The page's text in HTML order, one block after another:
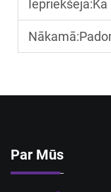
Iepriekšējā:Kā
Nākamā:Padomi
Par Mūs